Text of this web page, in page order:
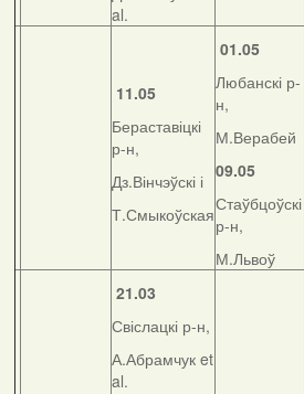
al.
11.05
Бераставіцкі
р-н,
Дз.Вінчэўскі і
Т.Смыкоўская
01.05
Любанскі р-
н,
М.Верабей
09.05
Стаўбцоўскі
р-н,
М.Львоў
21.03
Свіслацкі р-н,
А.Абрамчук et
al.